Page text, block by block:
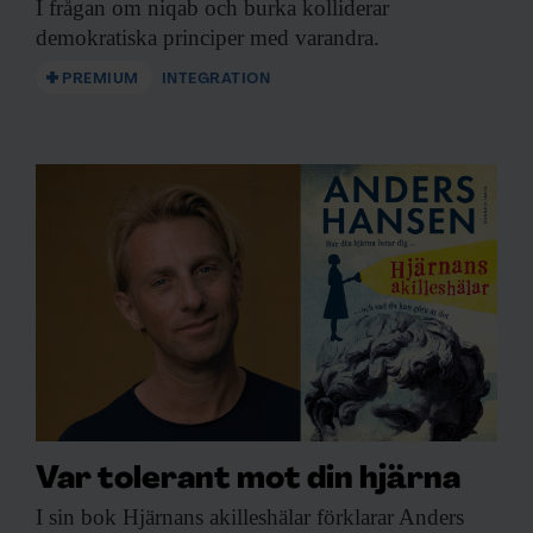
I frågan om niqab och burka kolliderar
demokratiska principer med varandra.
PREMIUM INTEGRATION
Var tolerant mot din hjärna
I sin bok Hjärnans akilleshälar förklarar Anders